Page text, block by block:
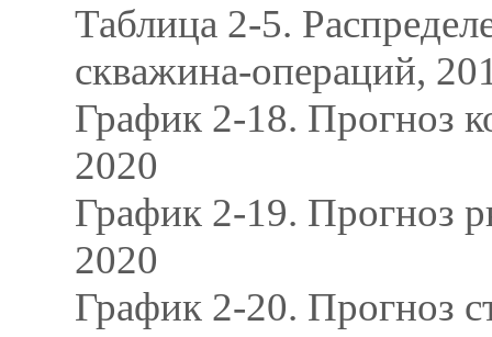
Таблица 2-5.
скважина-операций,
График 2-18. Прогноз
2020
График 2-19. Прогноз
2020
График 2-20. Прогноз